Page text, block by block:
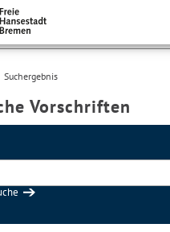
Suchergebnis
Vorschriften